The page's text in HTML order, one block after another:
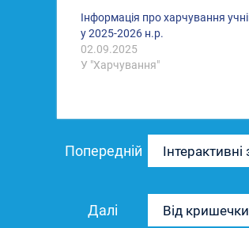
Інформація про харчування
у 2025-2026 н.р.
02.09.2025
У "Харчування"
записів
Попередній
запис:
Далі
Наступний
запис:
Від